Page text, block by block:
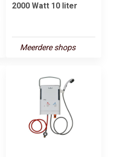
2000 Watt 10 liter
Meerdere shops